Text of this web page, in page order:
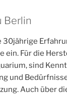
Berlin
30jährige
ein. Für die
sind
und
Auch über